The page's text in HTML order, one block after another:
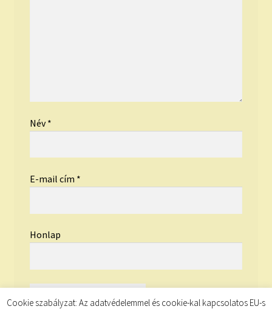
Név*
E-mail cím *
Honlap
Cookie szabályzat: Az adatvédelemmel és cookie-kal kapcsolatos EU-s